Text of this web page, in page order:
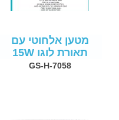
מטען אלחוטי עם
תאורת לוגו 15W
GS-H-7058